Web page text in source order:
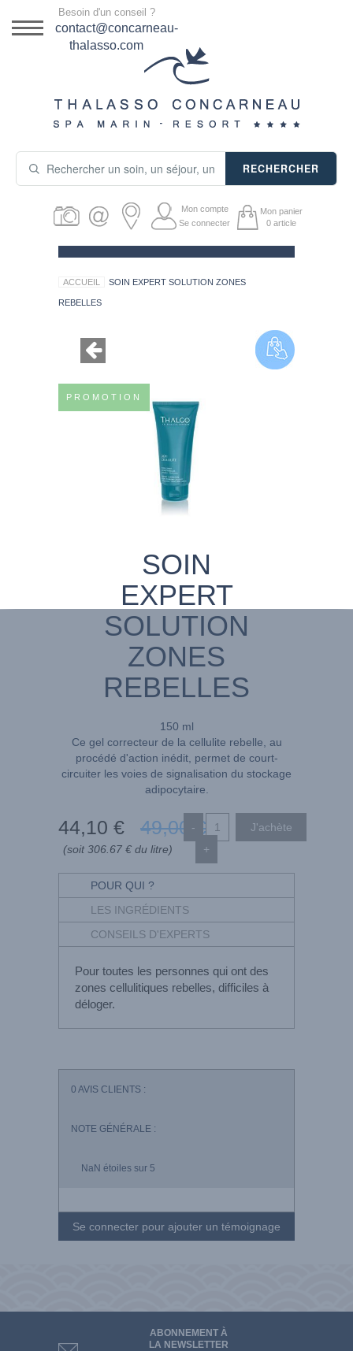
DESTINATION
SÉJOURS THALASSO
PRODUITS COSMÉTIQUES
GUIDE CADEAUX
HÉBERGEMENT
Besoin d'un conseil ?
contact@concarneau-
thalasso.com
RECHERCHER
Mon compte
Se connecter
Mon panier
0 article
ACCUEIL SOIN EXPERT SOLUTION ZONES
REBELLES
PROMOTION
SOIN
EXPERT
SOLUTION
ZONES
REBELLES
150 ml
Ce gel correcteur de la cellulite rebelle, au
procédé d'action inédit, permet de court-
circuiter les voies de signalisation du stockage
adipocytaire.
44,10 € 49,00 €
(soit 306.67 € du litre)
-
+
POUR QUI ?
LES INGRÉDIENTS
CONSEILS D'EXPERTS
Pour toutes les personnes qui ont des
zones cellulitiques rebelles, difficiles à
déloger.
0 AVIS CLIENTS :
NOTE GÉNÉRALE :
NaN étoiles sur 5
Se connecter pour ajouter un témoignage
ABONNEMENT À
LA NEWSLETTER